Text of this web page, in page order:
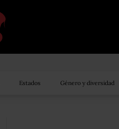
Estados Género y diversidad